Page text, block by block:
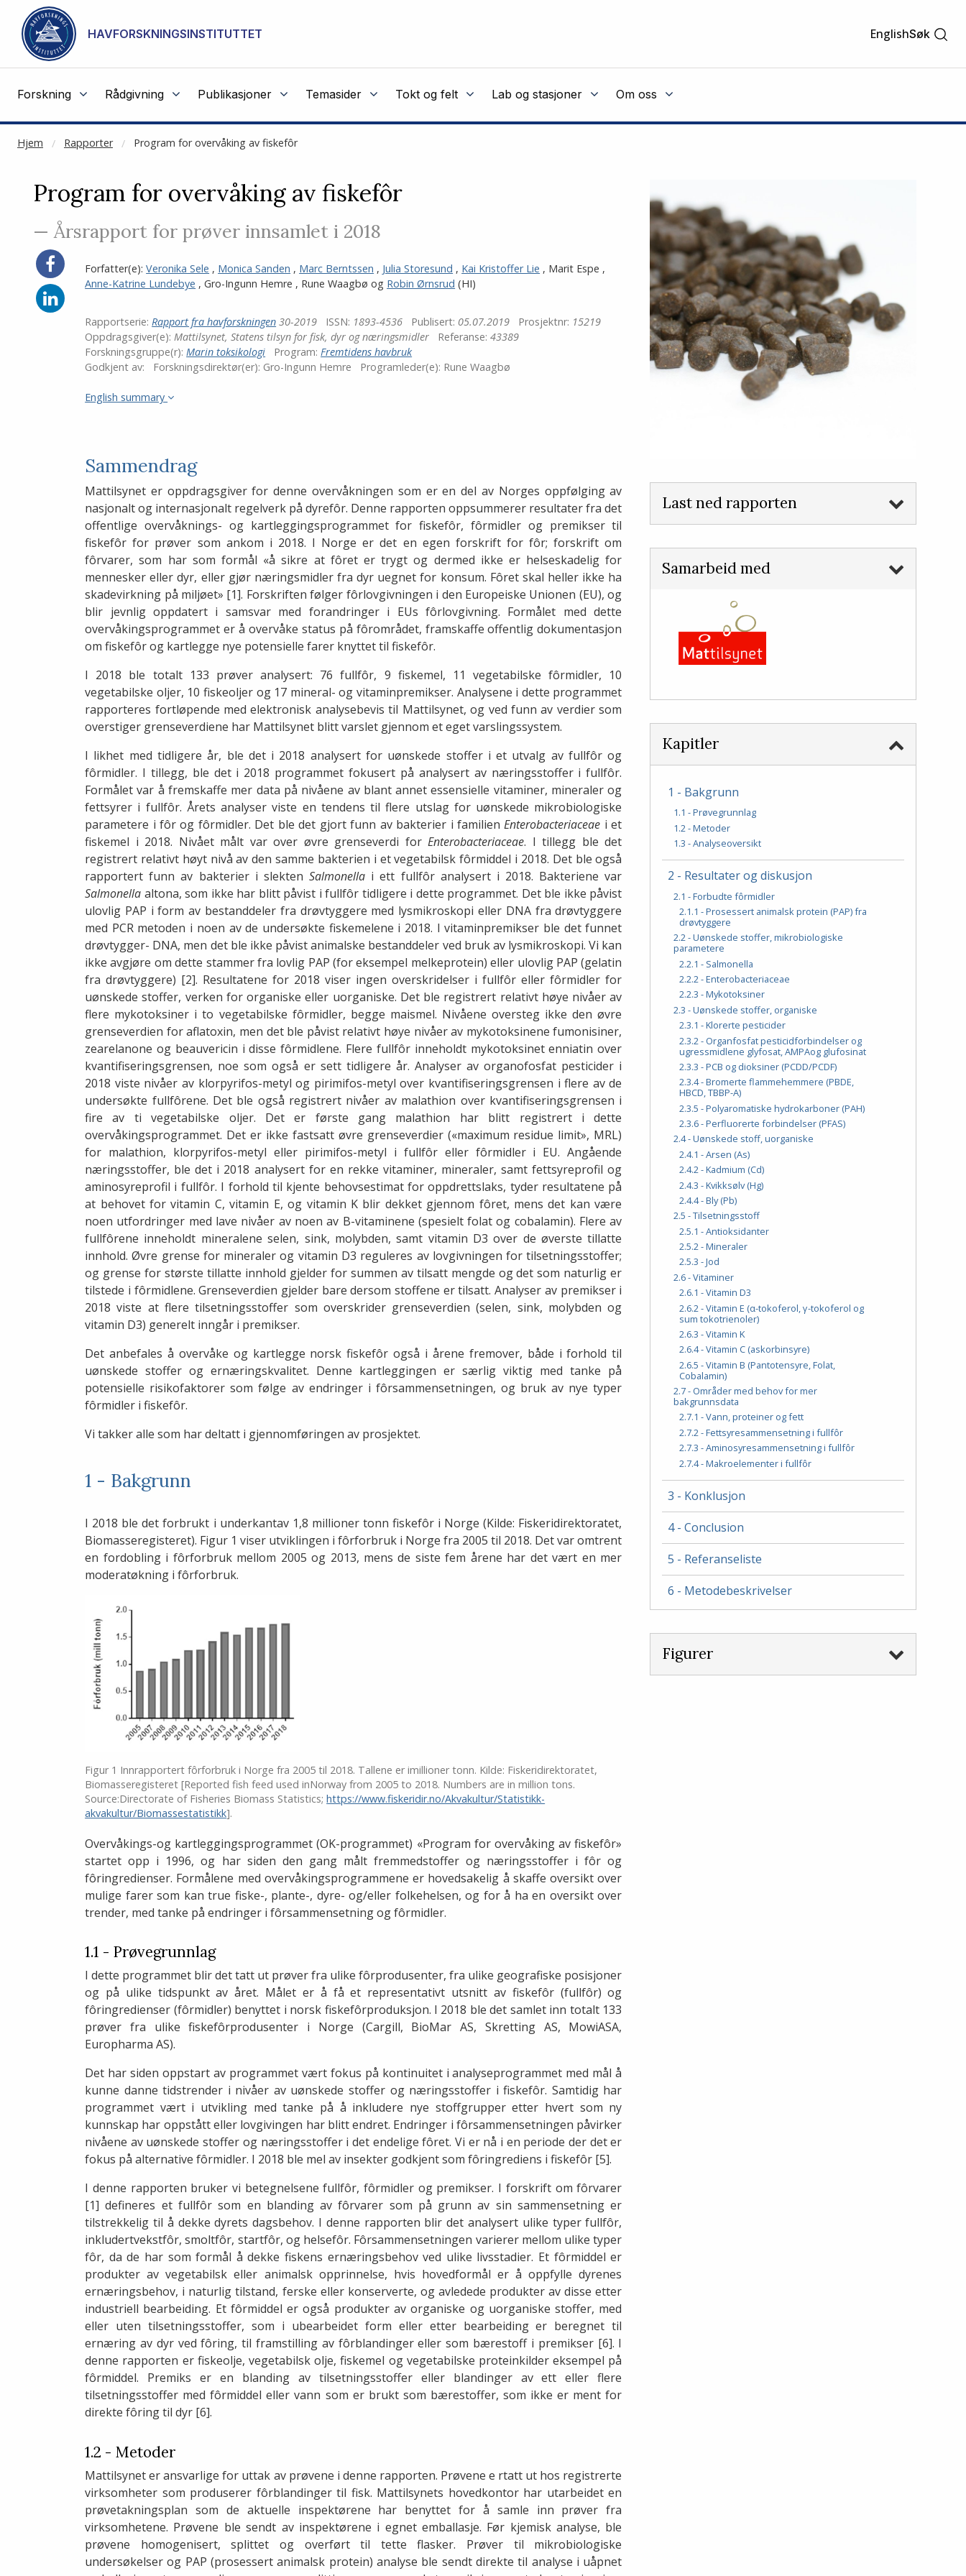
Gå til hovedinnhold
HAVFORSKNINGSINSTITUTTET EnglishSøk
Forskning Rådgivning Publikasjoner Temasider Tokt og felt Lab og stasjoner Om oss
Hjem Rapporter Program for overvåking av fiskefôr
NOT CACHED
Program for overvåking av fiskefôr
— Årsrapport for prøver innsamlet i 2018
Forfatter(e):Veronika Sele , Monica Sanden , Marc Berntssen , Julia Storesund , Kai Kristoffer Lie , Marit Espe ,
Anne-Katrine Lundebye ,Gro-Ingunn Hemre , Rune Waagbø og Robin Ørnsrud (HI)
Rapportserie: Rapport fra havforskningen 30-2019 ISSN: 1893-4536 Publisert: 05.07.2019 Prosjektnr: 15219
Oppdragsgiver(e): Mattilsynet, Statens tilsyn for fisk, dyr og næringsmidler Referanse:43389
Forskningsgruppe(r): Marin toksikologi Program: Fremtidens havbruk
Godkjent av:
Forskningsdirektør(er): Gro-Ingunn Hemre Programleder(e): Rune Waagbø
English summary
Sammendrag
Mattilsynet er oppdragsgiver for denne overvåkningen som er en del av Norges oppfølging av
nasjonalt og internasjonalt regelverk på dyrefôr. Denne rapporten oppsummerer resultater fra det
offentlige overvåknings- og kartleggingsprogrammet for fiskefôr, fôrmidler og premikser til
fiskefôr for prøver som ankom i 2018. I Norge er det en egen forskrift for fôr; forskrift om
fôrvarer, som har som formål «å sikre at fôret er trygt og dermed ikke er helseskadelig for
mennesker eller dyr, eller gjør næringsmidler fra dyr uegnet for konsum. Fôret skal heller ikke ha
skadevirkning på miljøet» [1]. Forskriften følger fôrlovgivningen i den Europeiske Unionen (EU), og
blir jevnlig oppdatert i samsvar med forandringer i EUs fôrlovgivning. Formålet med dette
overvåkingsprogrammet er å overvåke status på fôrområdet, framskaffe offentlig dokumentasjon
om fiskefôr og kartlegge nye potensielle farer knyttet til fiskefôr.
I 2018 ble totalt 133 prøver analysert: 76 fullfôr, 9 fiskemel, 11 vegetabilske fôrmidler, 10
vegetabilske oljer, 10 fiskeoljer og 17 mineral- og vitaminpremikser. Analysene i dette programmet
rapporteres fortløpende med elektronisk analysebevis til Mattilsynet, og ved funn av verdier som
overstiger grenseverdiene har Mattilsynet blitt varslet gjennom et eget varslingssystem.
I likhet med tidligere år, ble det i 2018 analysert for uønskede stoffer i et utvalg av fullfôr og
fôrmidler. I tillegg, ble det i 2018 programmet fokusert på analysert av næringsstoffer i fullfôr.
Formålet var å fremskaffe mer data på nivåene av blant annet essensielle vitaminer, mineraler og
fettsyrer i fullfôr. Årets analyser viste en tendens til flere utslag for uønskede mikrobiologiske
parametere i fôr og fôrmidler. Det ble det gjort funn av bakterier i familienEnterobacteriaceae i et
fiskemel i 2018. Nivået målt var over øvre grenseverdi forEnterobacteriaceae. I tillegg ble det
registrert relativt høyt nivå av den samme bakterien i et vegetabilsk fôrmiddel i 2018. Det ble også
rapportert funn av bakterier i slektenSalmonella i ett fullfôr analysert i 2018. Bakteriene var
Salmonella altona, som ikke har blitt påvist i fullfôr tidligere i dette programmet. Det ble ikke påvist
ulovlig PAP i form av bestanddeler fra drøvtyggere med lysmikroskopi eller DNA fra drøvtyggere
med PCR metoden i noen av de undersøkte fiskemelene i 2018. I vitaminpremikser ble det funnet
drøvtygger- DNA, men det ble ikke påvist animalske bestanddeler ved bruk av lysmikroskopi. Vi kan
ikke avgjøre om dette stammer fra lovlig PAP (for eksempel melkeprotein) eller ulovlig PAP (gelatin
fra drøvtyggere) [2]. Resultatene for 2018 viser ingen overskridelser i fullfôr eller fôrmidler for
uønskede stoffer, verken for organiske eller uorganiske. Det ble registrert relativt høye nivåer av
flere mykotoksiner i to vegetabilske fôrmidler, begge maismel. Nivåene oversteg ikke den øvre
grenseverdien for aflatoxin, men det ble påvist relativt høye nivåer av mykotoksinene fumonisiner,
zearelanone og beauvericin i disse fôrmidlene. Flere fullfôr inneholdt mykotoksinet enniatin over
kvantifiseringsgrensen, noe som også er sett tidligere år. Analyser av organofosfat pesticider i
2018 viste nivåer av klorpyrifos-metyl og pirimifos-metyl over kvantifiseringsgrensen i flere av de
undersøkte fullfôrene. Det ble også registrert nivåer av malathion over kvantifiseringsgrensen i
fire av ti vegetabilske oljer. Det er første gang malathion har blitt registrert i dette
overvåkingsprogrammet. Det er ikke fastsatt øvre grenseverdier («maximum residue limit», MRL)
for malathion, klorpyrifos-metyl eller pirimifos-metyl i fullfôr eller fôrmidler i EU. Angående
næringsstoffer, ble det i 2018 analysert for en rekke vitaminer, mineraler, samt fettsyreprofil og
aminosyreprofil i fullfôr. I forhold til kjente behovsestimat for oppdrettslaks, tyder resultatene på
at behovet for vitamin C, vitamin E, og vitamin K blir dekket gjennom fôret, mens det kan være
noen utfordringer med lave nivåer av noen av B-vitaminene (spesielt folat og cobalamin). Flere av
fullfôrene inneholdt mineralene selen, sink, molybden, samt vitamin D3 over de øverste tillatte
innhold. Øvre grense for mineraler og vitamin D3 reguleres av lovgivningen for tilsetningsstoffer;
og grense for største tillatte innhold gjelder for summen av tilsatt mengde og det som naturlig er
tilstede i fôrmidlene. Grenseverdien gjelder bare dersom stoffene er tilsatt. Analyser av premikser i
2018 viste at flere tilsetningsstoffer som overskrider grenseverdien (selen, sink, molybden og
vitamin D3) generelt inngår i premikser.
Det anbefales å overvåke og kartlegge norsk fiskefôr også i årene fremover, både i forhold til
uønskede stoffer og ernæringskvalitet. Denne kartleggingen er særlig viktig med tanke på
potensielle risikofaktorer som følge av endringer i fôrsammensetningen, og bruk av nye typer
fôrmidler i fiskefôr.
Vi takker alle som har deltatt i gjennomføringen av prosjektet.
1 - Bakgrunn
I 2018 ble det forbrukt i underkantav 1,8 millioner tonn fiskefôr i Norge (Kilde: Fiskeridirektoratet,
Biomasseregisteret). Figur 1 viser utviklingen i fôrforbruk i Norge fra 2005 til 2018. Det var omtrent
en fordobling i fôrforbruk mellom 2005 og 2013, mens de siste fem årene har det vært en mer
moderatøkning i fôrforbruk.
Figur 1 Innrapportert fôrforbruk i Norge fra 2005 til 2018. Tallene er imillioner tonn. Kilde: Fiskeridirektoratet,
Biomasseregisteret [Reported fish feed used inNorway from 2005 to 2018. Numbers are in million tons.
Source:Directorate of Fisheries Biomass Statistics;https://www.fiskeridir.no/Akvakultur/Statistikk-
akvakultur/Biomassestatistikk].
Overvåkings-og kartleggingsprogrammet (OK-programmet) «Program for overvåking av fiskefôr»
startet opp i 1996, og har siden den gang målt fremmedstoffer og næringsstoffer i fôr og
fôringredienser. Formålene med overvåkingsprogrammene er hovedsakelig å skaffe oversikt over
mulige farer som kan true fiske-, plante-, dyre- og/eller folkehelsen, og for å ha en oversikt over
trender, med tanke på endringer i fôrsammensetning og fôrmidler.
1.1 - Prøvegrunnlag
I dette programmet blir det tatt ut prøver fra ulike fôrprodusenter, fra ulike geografiske posisjoner
og på ulike tidspunkt av året. Målet er å få et representativt utsnitt av fiskefôr (fullfôr) og
fôringredienser (fôrmidler) benyttet i norsk fiskefôrproduksjon. I 2018 ble det samlet inn totalt 133
prøver fra ulike fiskefôrprodusenter i Norge (Cargill, BioMar AS, Skretting AS, MowiASA,
Europharma AS).
Det har siden oppstart av programmet vært fokus på kontinuitet i analyseprogrammet med mål å
kunne danne tidstrender i nivåer av uønskede stoffer og næringsstoffer i fiskefôr. Samtidig har
programmet vært i utvikling med tanke på å inkludere nye stoffgrupper etter hvert som ny
kunnskap har oppstått eller lovgivingen har blitt endret. Endringer i fôrsammensetningen påvirker
nivåene av uønskede stoffer og næringsstoffer i det endelige fôret. Vi er nå i en periode der det er
fokus på alternative fôrmidler. I 2018 ble mel av insekter godkjent som fôringrediens i fiskefôr [5].
I denne rapporten bruker vi betegnelsene fullfôr, fôrmidler og premikser. I forskrift om fôrvarer
[1] defineres et fullfôr som en blanding av fôrvarer som på grunn av sin sammensetning er
tilstrekkelig til å dekke dyrets dagsbehov. I denne rapporten blir det analysert ulike typer fullfôr,
inkludertvekstfôr, smoltfôr, startfôr, og helsefôr. Fôrsammensetningen varierer mellom ulike typer
fôr, da de har som formål å dekke fiskens ernæringsbehov ved ulike livsstadier. Et fôrmiddel er
produkter av vegetabilsk eller animalsk opprinnelse, hvis hovedformål er å oppfylle dyrenes
ernæringsbehov, i naturlig tilstand, ferske eller konserverte, og avledede produkter av disse etter
industriell bearbeiding. Et fôrmiddel er også produkter av organiske og uorganiske stoffer, med
eller uten tilsetningsstoffer, som i ubearbeidet form eller etter bearbeiding er beregnet til
ernæring av dyr ved fôring, til framstilling av fôrblandinger eller som bærestoff i premikser [6]. I
denne rapporten er fiskeolje, vegetabilsk olje, fiskemel og vegetabilske proteinkilder eksempel på
fôrmiddel. Premiks er en blanding av tilsetningsstoffer eller blandinger av ett eller flere
tilsetningsstoffer med fôrmiddel eller vann som er brukt som bærestoffer, som ikke er ment for
direkte fôring til dyr [6].
1.2 - Metoder
Mattilsynet er ansvarlige for uttak av prøvene i denne rapporten. Prøvene e rtatt ut hos registrerte
virksomheter som produserer fôrblandinger til fisk. Mattilsynets hovedkontor har utarbeidet en
prøvetakningsplan som de aktuelle inspektørene har benyttet for å samle inn prøver fra
virksomhetene. Prøvene ble sendt av inspektørene i egnet emballasje. Før kjemisk analyse, ble
prøvene homogenisert, splittet og overført til tette flasker. Prøver til mikrobiologiske
undersøkelser og PAP (prosessert animalsk protein) analyse ble sendt direkte til analyse i uåpnet
Del
på
Facebook
Del
på
LinkedIn
Last ned rapporten
Samarbeid med
Kapitler
1 - Bakgrunn
1.1 - Prøvegrunnlag
1.2 - Metoder
1.3 - Analyseoversikt
2 - Resultater og diskusjon
2.1 - Forbudte fôrmidler
2.1.1 - Prosessert animalsk protein (PAP) fra
drøvtyggere
2.2 - Uønskede stoffer, mikrobiologiske
parametere
2.2.1 - Salmonella
2.2.2 - Enterobacteriaceae
2.2.3 - Mykotoksiner
2.3 - Uønskede stoffer, organiske
2.3.1 - Klorerte pesticider
2.3.2 - Organfosfat pesticidforbindelser og
ugressmidlene glyfosat, AMPAog glufosinat
2.3.3 - PCB og dioksiner (PCDD/PCDF)
2.3.4 - Bromerte flammehemmere (PBDE,
HBCD, TBBP-A)
2.3.5 - Polyaromatiske hydrokarboner (PAH)
2.3.6 - Perfluorerte forbindelser (PFAS)
2.4 - Uønskede stoff, uorganiske
2.4.1 - Arsen (As)
2.4.2 - Kadmium (Cd)
2.4.3 - Kvikksølv (Hg)
2.4.4 - Bly (Pb)
2.5 - Tilsetningsstoff
2.5.1 - Antioksidanter
2.5.2 - Mineraler
2.5.3 - Jod
2.6 - Vitaminer
2.6.1 - Vitamin D3
2.6.2 - Vitamin E (α-tokoferol, γ-tokoferol og
sum tokotrienoler)
2.6.3 - Vitamin K
2.6.4 - Vitamin C (askorbinsyre)
2.6.5 - Vitamin B (Pantotensyre, Folat,
Cobalamin)
2.7 - Områder med behov for mer
bakgrunnsdata
2.7.1 - Vann, proteiner og fett
2.7.2 - Fettsyresammensetning i fullfôr
2.7.3 - Aminosyresammensetning i fullfôr
2.7.4 - Makroelementer i fullfôr
3 - Konklusjon
4 - Conclusion
5 - Referanseliste
6 - Metodebeskrivelser
Figurer